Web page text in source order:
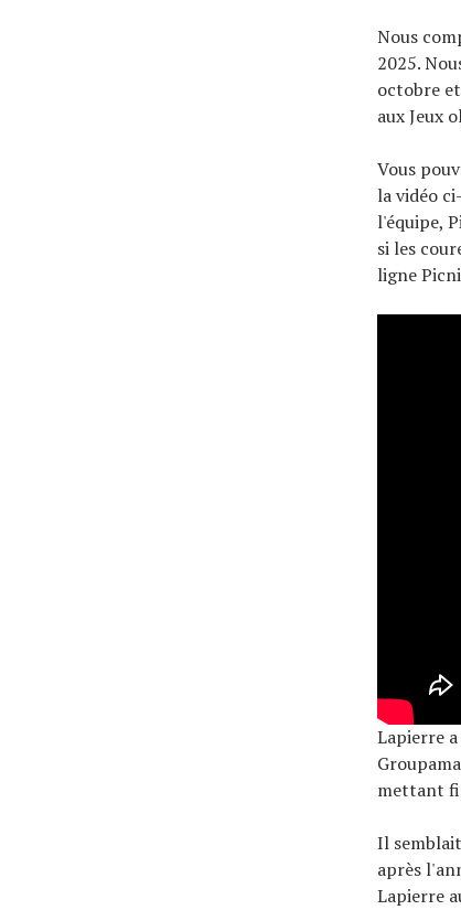
Nous
2025.
octobre
aux Jeux
Vous
la vidéo
l'équipe,
si les
ligne
Lapierre
mettant
Il
après
Lapierre